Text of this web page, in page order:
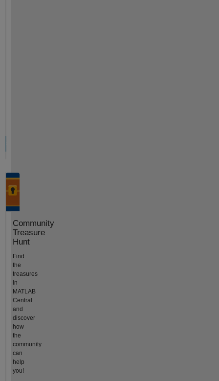
Community
Treasure
Hunt
Find
the
treasures
in
MATLAB
Central
and
discover
how
the
community
can
help
you!